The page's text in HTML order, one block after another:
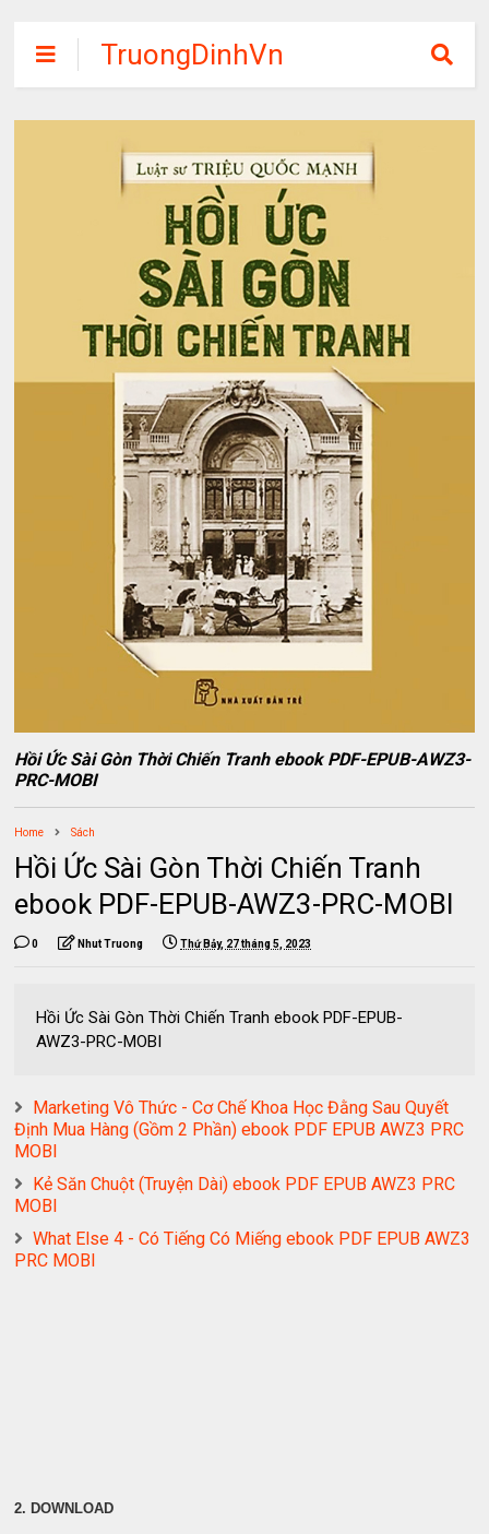
TruongDinhVn
Chia sẽ ebook,
các khóa học,
phần mềm học
tập miễn phí
Hồi Ức Sài Gòn Thời Chiến Tranh ebook PDF-EPUB-AWZ3-
PRC-MOBI
Home Sách
Hồi Ức Sài Gòn Thời Chiến Tranh
ebook PDF-EPUB-AWZ3-PRC-MOBI
0 Nhut Truong Thứ Bảy, 27 tháng 5, 2023
Hồi Ức Sài Gòn Thời Chiến Tranh ebook PDF-EPUB-
AWZ3-PRC-MOBI
Marketing Vô Thức - Cơ Chế Khoa Học Đằng Sau Quyết
Định Mua Hàng (Gồm 2 Phần) ebook PDF EPUB AWZ3 PRC
MOBI
Kẻ Săn Chuột (Truyện Dài) ebook PDF EPUB AWZ3 PRC
MOBI
What Else 4 - Có Tiếng Có Miếng ebook PDF EPUB AWZ3
PRC MOBI
2. DOWNLOAD